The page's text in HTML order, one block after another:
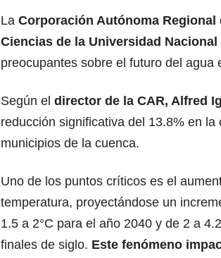
La Corporación Autónoma Regional
Ciencias de la Universidad
preocupantes sobre el futuro del agua
Según el director de la CAR, Alfred
reducción significativa del 13.8% en
municipios de la cuenca.
Uno de los puntos críticos es el
temperatura, proyectándose un
1.5 a 2°C para el año 2040 y de 2 a
finales de siglo. Este fenómeno